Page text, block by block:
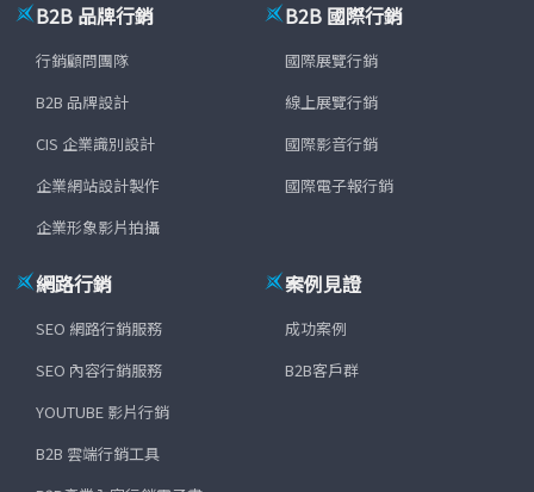
B2B 品牌行銷
行銷顧問團隊
B2B 品牌設計
CIS 企業識別設計
企業網站設計製作
企業形象影片拍攝
B2B 國際行銷
國際展覽行銷
線上展覽行銷
國際影音行銷
國際電子報行銷
網路行銷
SEO 網路行銷服務
SEO 內容行銷服務
YOUTUBE 影片行銷
B2B 雲端行銷工具
案例見證
成功案例
B2B客戶群